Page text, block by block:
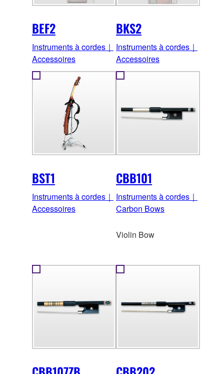
BEF2
Instruments à cordes｜
Accessoires
BKS2
Instruments à cordes｜
Accessoires
BST1
Instruments à cordes｜
Accessoires
CBB101
Instruments à cordes｜
Carbon Bows
Violin Bow